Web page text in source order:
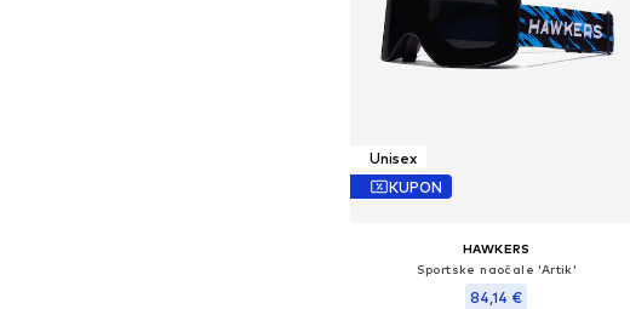
Unisex
KUPON
HAWKERS
Sportske naočale 'Artik'
84,14 €